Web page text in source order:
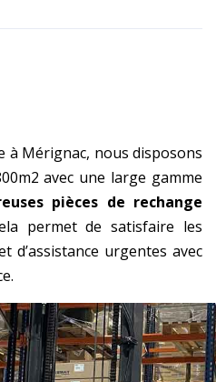
à Mérignac, nous disposons
avec une large gamme
pièces de rechange
permet de satisfaire les
d’assistance urgentes avec